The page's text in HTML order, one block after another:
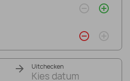
remove_circle_outline add_circle_outline
remove_circle_outline add_circle_outline
Uitchecken
Kies datum